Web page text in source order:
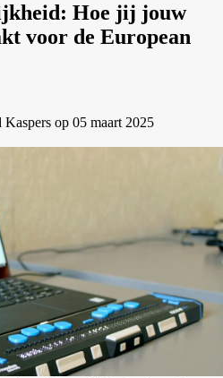
Hoe jij jouw
voor de European
Kaspers op 05 maart 2025